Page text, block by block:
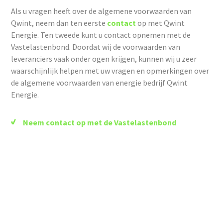
Als u vragen heeft over de algemene voorwaarden van
Qwint, neem dan ten eerste contact op met Qwint
Energie. Ten tweede kunt u contact opnemen met de
Vastelastenbond. Doordat wij de voorwaarden van
leveranciers vaak onder ogen krijgen, kunnen wij u zeer
waarschijnlijk helpen met uw vragen en opmerkingen over
de algemene voorwaarden van energie bedrijf Qwint
Energie.
Neem contact op met de Vastelastenbond